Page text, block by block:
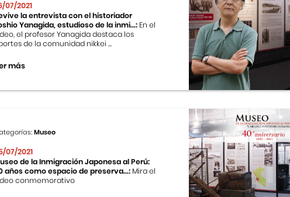
07/2021
la entrevista con el historiador
Yanagida, estudioso de la inmi...: En el
el profesor Yanagida destaca los
de la comunidad nikkei ...
más
Museo
07/2021
de la Inmigración Japonesa al Perú:
años como espacio de preserva...: Mira el
conmemorativo